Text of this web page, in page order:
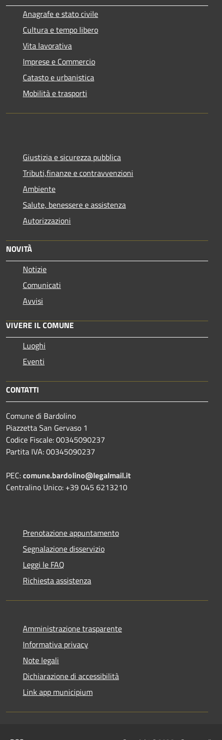
Anagrafe e stato civile
Cultura e tempo libero
Vita lavorativa
Imprese e Commercio
Catasto e urbanistica
Mobilità e trasporti
Giustizia e sicurezza pubblica
Tributi,finanze e contravvenzioni
Ambiente
Salute, benessere e assistenza
Autorizzazioni
NOVITÀ
Notizie
Comunicati
Avvisi
VIVERE IL COMUNE
Luoghi
Eventi
CONTATTI
Comune di Bardolino
Piazzetta San Gervaso 1
Codice Fiscale: 00345090237
Partita IVA: 00345090237
PEC:comune.bardolino@legalmail.it
Centralino Unico: +39 045 6213210
Prenotazione appuntamento
Segnalazione disservizio
Leggi le FAQ
Richiesta assistenza
Amministrazione trasparente
Informativa privacy
Note legali
Dichiarazione di accessibilità
Link app municipium